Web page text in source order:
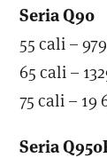
Seria Q90
55 cali –
65 cali –
75 cali – 19
Seria